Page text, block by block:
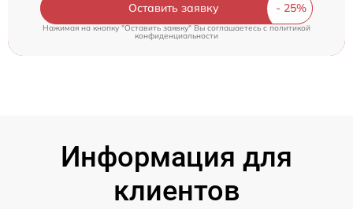
Оставить заявку
Нажимая на кнопку "Оставить заявку" Вы соглашаетесь c политикой
конфиденциальности
Информация для
клиентов